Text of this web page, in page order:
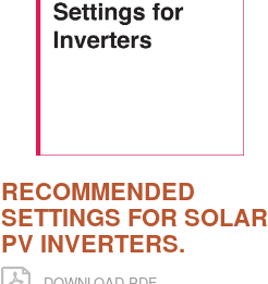
RECOMMENDED
SETTINGS FOR SOLAR
PV INVERTERS.